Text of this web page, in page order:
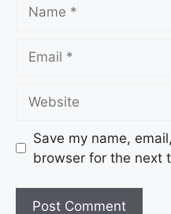
Save my name,
browser for the next